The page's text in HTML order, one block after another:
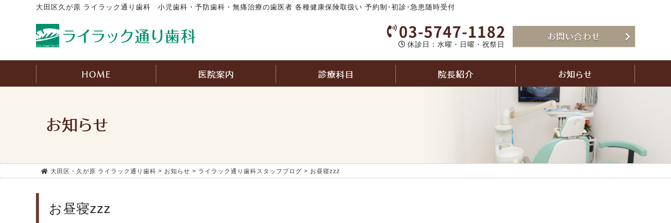
大田区久が原 ライラック通り歯科 小児歯科・予防歯科・無痛治療の歯医者 各種健康保険取扱い 予約制･初診･急患随時受付
03-5747-1182
休診日：水曜・日曜・祝祭日
お問い合わせ
HOME 医院案内 診療科目 院長紹介 お知らせ
お知らせ
大田区・久が原 ライラック通り歯科 > お知らせ > ライラック通り歯科スタッフブログ > お昼寝zzz
お昼寝zzz